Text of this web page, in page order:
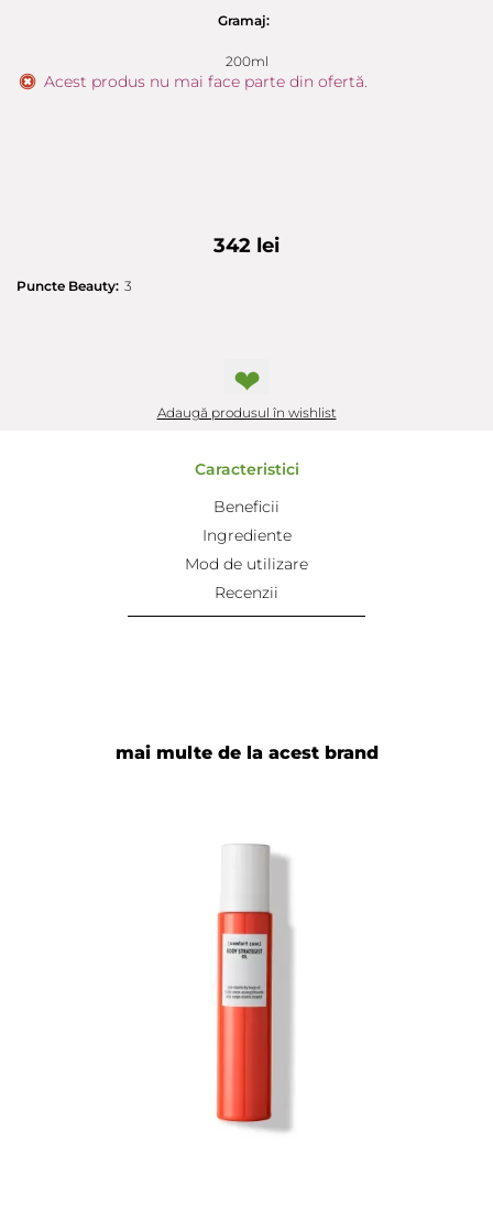
Gramaj:
200ml
Acest produs nu mai face parte din ofertă.
342 lei
Puncte Beauty: 3
❤
Adaugă produsul în wishlist
Caracteristici
Beneficii
Ingrediente
Mod de utilizare
Recenzii
mai multe de la acest brand